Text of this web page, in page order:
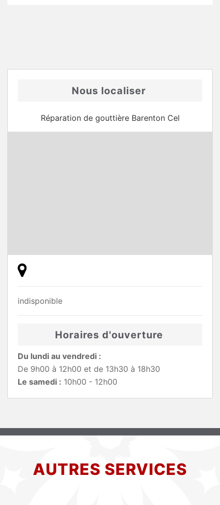
Nous localiser
Réparation de gouttière Barenton Cel
indisponible
Horaires d'ouverture
Du lundi au vendredi :
De 9h00 à 12h00 et de 13h30 à 18h30
Le samedi : 10h00 - 12h00
AUTRES SERVICES